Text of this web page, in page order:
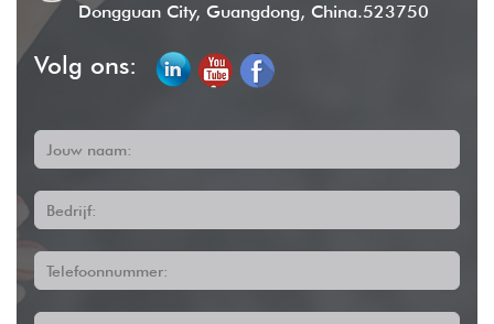
Dongguan City, Guangdong, China.523750
Volg ons:
Jouw naam:
Bedrijf:
Telefoonnummer: